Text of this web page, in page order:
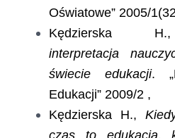
Oświatowe” 2005/
interpretacja
świecie edukacji.
Edukacji” 2009/2 ,
Kędzierska H.,
czas to edukacja,